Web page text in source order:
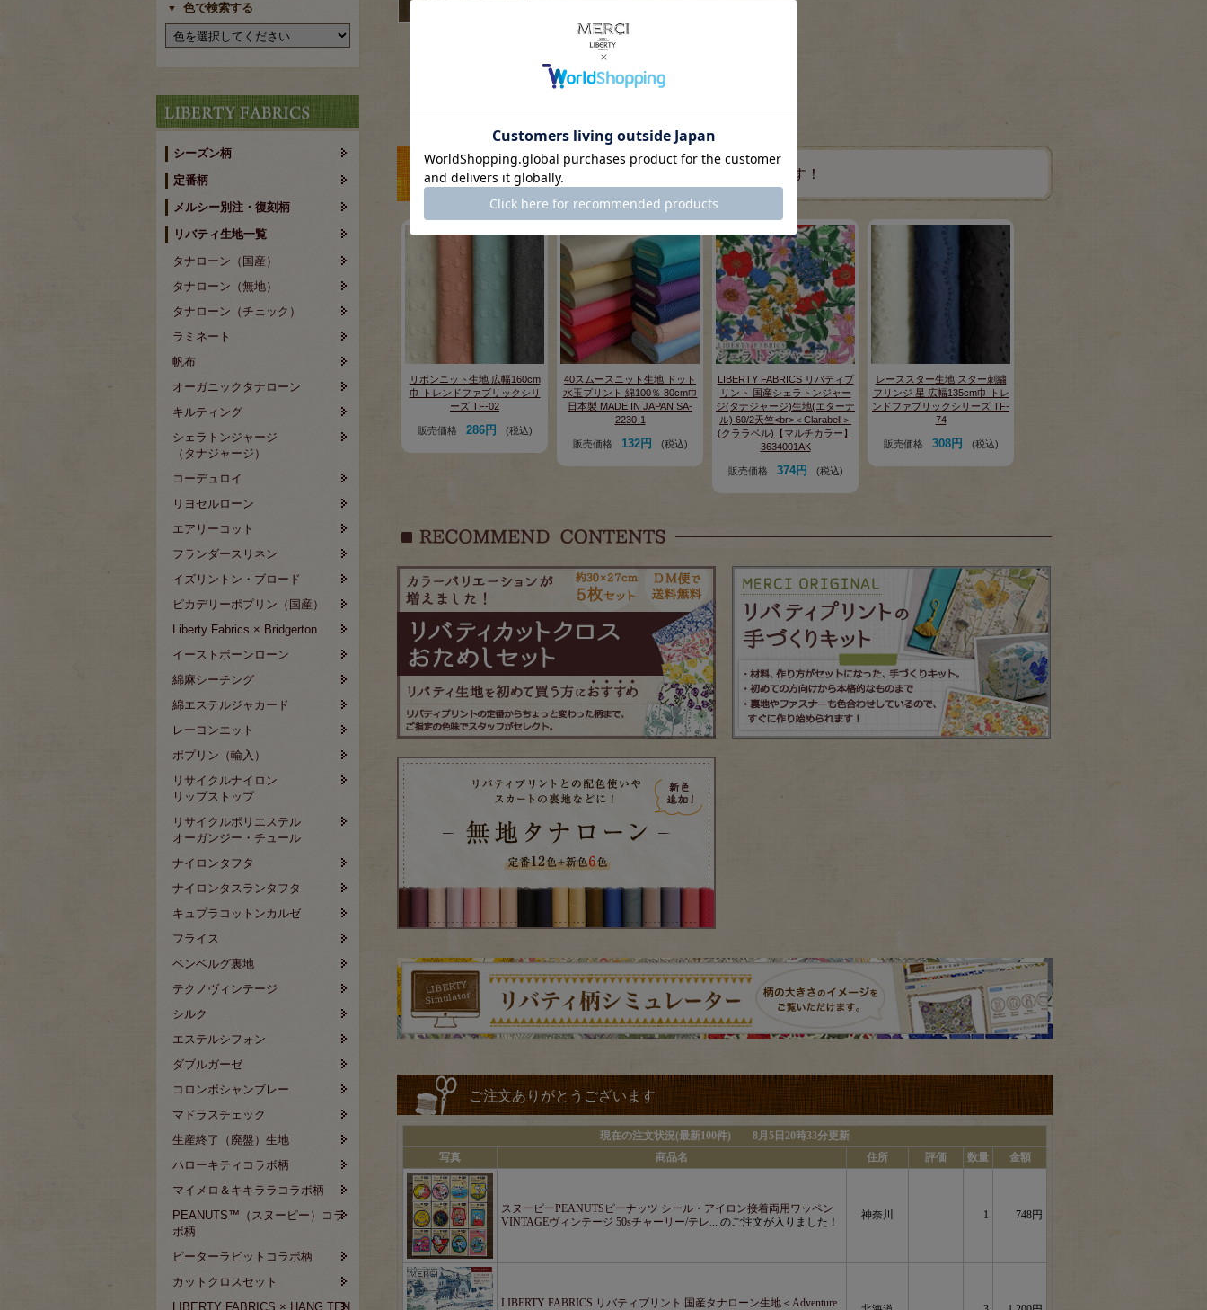
色で検索する
シーズン柄
定番柄
メルシー別注・復刻柄
リバティ生地一覧
タナローン（国産）
タナローン（無地）
タナローン（チェック）
ラミネート
帆布
オーガニックタナローン
キルティング
シェラトンジャージ
（タナジャージ）
コーデュロイ
リヨセルローン
エアリーコット
フランダースリネン
イズリントン・ブロード
ピカデリーポプリン（国産）
Liberty Fabrics × Bridgerton
イーストボーンローン
綿麻シーチング
綿エステルジャカード
レーヨンエット
ポプリン（輸入）
リサイクルナイロン
リップストップ
リサイクルポリエステル
オーガンジー・チュール
ナイロンタフタ
ナイロンタスランタフタ
キュプラコットンカルゼ
フライス
ベンベルグ裏地
テクノヴィンテージ
シルク
エステルシフォン
ダブルガーゼ
コロンボシャンブレー
マドラスチェック
生産終了（廃盤）生地
ハローキティコラボ柄
マイメロ＆キキララコラボ柄
PEANUTS™（スヌーピー）コラ
ボ柄
ピーターラビットコラボ柄
カットクロスセット
LIBERTY FABRICS × HANG TEN
この商品を見た人は、こちらの商品もチェックしています！
リボンニット生地 広幅160cm
巾 トレンドファブリックシリ
ーズ TF-02
販売価格 286円 (税込)
40スムースニット生地 ドット
水玉プリント 綿100％ 80cm巾
日本製 MADE IN JAPAN SA-
2230-1
販売価格 132円 (税込)
LIBERTY FABRICS リバティプ
リント 国産シェラトンジャー
ジ(タナジャージ)生地(エターナ
ル) 60/2天竺<br>＜Clarabell＞
(クララベル)【マルチカラー】
3634001AK
販売価格 374円 (税込)
レーススター生地 スター刺繍
フリンジ 星 広幅135cm巾 トレ
ンドファブリックシリーズ TF-
74
販売価格 308円 (税込)
ご注文ありがとうございます